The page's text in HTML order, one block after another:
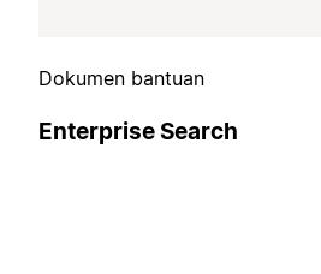
Dokumen bantuan
Enterprise Search